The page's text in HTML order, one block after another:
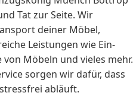
Tat zur Seite. Wir
deiner Möbel,
Leistungen wie Ein-
Möbeln und vieles mehr.
sorgen wir dafür, dass
abläuft.